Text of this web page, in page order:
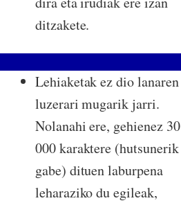
ditzakete.
Lehiaketak ez dio lanaren
luzerari mugarik jarri.
Nolanahi ere, gehienez 30
000 karaktere (hutsunerik
gabe) dituen laburpena
leharaziko du egileak,